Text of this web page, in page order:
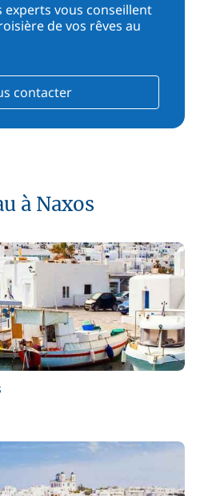
experts vous conseillent
de vos rêves au
contacter
à Naxos